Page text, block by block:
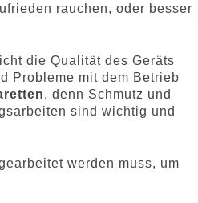
rauchen, oder besser
die Qualität des Geräts
Probleme mit dem Betrieb
, denn Schmutz und
sind wichtig und
werden muss, um